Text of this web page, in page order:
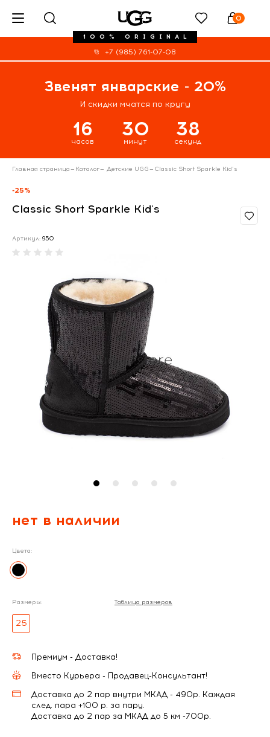
100% ORIGINAL
0
+7 (985) 761-07-08
Звенят январские - 20%
И скидки мчатся по кругу
16
часов
30
минут
37
секунд
Главная страница— Каталог— Детские UGG— Classic Short Sparkle Kid's
-25%
Classic Short Sparkle Kid's
Артикул: 950
нет в наличии
Цвета:
Размеры: Таблица размеров
25
Премиум - Доставка!
Вместо Курьера - Продавец-Консультант!
Доставка до 2 пар внутри МКАД - 490р. Каждая
след. пара +100 р. за пару.
Доставка до 2 пар за МКАД до 5 км -700р.